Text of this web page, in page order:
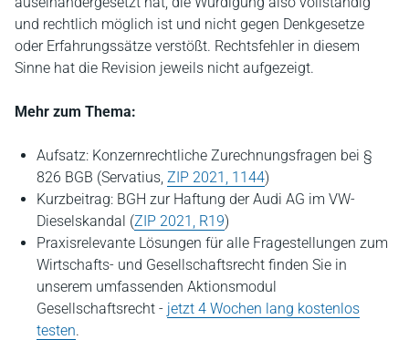
und rechtlich möglich ist und nicht gegen Denkgesetze
oder Erfahrungssätze verstößt. Rechtsfehler in diesem
Sinne hat die Revision jeweils nicht aufgezeigt.
Mehr zum Thema:
Aufsatz: Konzernrechtliche Zurechnungsfragen bei §
826 BGB (Servatius, ZIP 2021, 1144)
Kurzbeitrag: BGH zur Haftung der Audi AG im VW-
Dieselskandal (ZIP 2021, R19)
Praxisrelevante Lösungen für alle Fragestellungen zum
Wirtschafts- und Gesellschaftsrecht finden Sie in
unserem umfassenden Aktionsmodul
Gesellschaftsrecht - jetzt 4 Wochen lang kostenlos
testen.